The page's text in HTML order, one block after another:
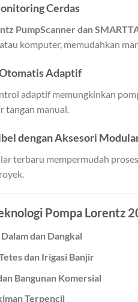
Cerdas
PumpScanner dan
komputer, memudahkan
Adaptif
adaptif memungkinkan
tangan manual.
dengan Aksesori
terbaru mempermudah
Pompa Lorentz
dan Dangkal
dan Irigasi Banjir
Bangunan Komersial
Terpencil